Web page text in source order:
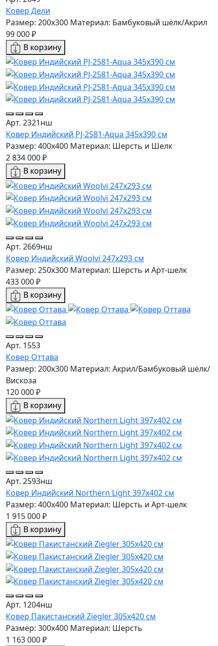
Ковер Дели
Размер: 200x300 Материал: Бамбуковый шёлк/Акрил
99 000 ₽
В корзину
Арт. 2321нш
Ковер Индийский PJ-2581-Aqua 345x390 см
Размер: 400x400 Материал: Шерсть и Шелк
2 834 000 ₽
В корзину
Арт. 2669нш
Ковер Индийский Woolvi 247x293 см
Размер: 250x300 Материал: Шерсть и Арт-шелк
433 000 ₽
В корзину
Арт. 1553
Ковер Оттава
Размер: 200x300 Материал: Акрил/Бамбуковый шёлк/
Вискоза
120 000 ₽
В корзину
Арт. 2593нш
Ковер Индийский Northern Light 397x402 см
Размер: 400x400 Материал: Шерсть и Арт-шелк
1 915 000 ₽
В корзину
Арт. 1204нш
Ковер Пакистанский Ziegler 305x420 см
Размер: 300x400 Материал: Шерсть
1 163 000 ₽